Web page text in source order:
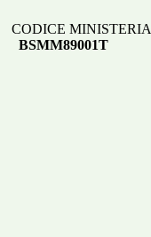
CODICE
BSMM89001T